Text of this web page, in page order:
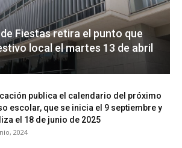
Fiestas retira el punto que
local el martes 13 de abril
publica el calendario del próximo
escolar, que se inicia el 9 septiembre y
el 18 de junio de 2025
2024